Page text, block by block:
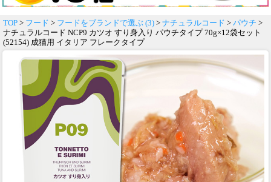
TOP > フード > フードをブランドで選ぶ (3) > ナチュラルコード > パウチ >
ナチュラルコード NCP9 カツオ すり身入り パウチタイプ 70g×12袋セット
(52154) 成猫用 イタリア フレークタイプ